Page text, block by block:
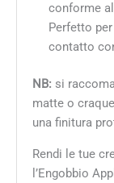
conforme
Perfetto
contatto
NB: si
matte o
una finitura
Rendi le tue
l’Engobbio